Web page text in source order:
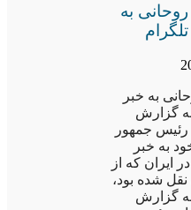
به
به خبر
گزارش
رئیس جمهور
به خبر
ایران که از
شده بود،
گزارش